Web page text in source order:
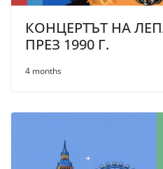
КОНЦЕРТЪТ НА
ПРЕЗ 1990 Г.
4 months